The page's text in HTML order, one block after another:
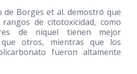
de Borges et al. demostró que
de citotoxicidad, como
de níquel tienen mejor
que otros, mientras que los
fueron altamente